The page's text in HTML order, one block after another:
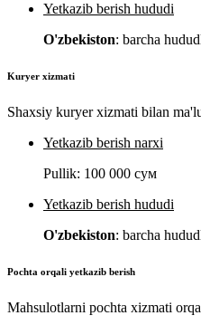
Yetkazib berish hududi
O'zbekiston: barcha
Kuryer xizmati
Shaxsiy kuryer xizmati bilan
Yetkazib berish narxi
Pullik: 100 000 сум
Yetkazib berish hududi
O'zbekiston: barcha
Pochta orqali yetkazib berish
Mahsulotlarni pochta xizmati